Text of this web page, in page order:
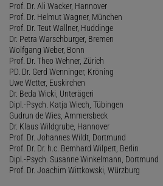
Prof. Dr. Ali Wacker, Hannover
Prof. Dr. Helmut Wagner, München
Prof. Dr. Teut Wallner, Huddinge
Dr. Petra Warschburger, Bremen
Wolfgang Weber, Bonn
Prof. Dr. Theo Wehner, Zürich
PD. Dr. Gerd Wenninger, Kröning
Uwe Wetter, Euskirchen
Dr. Beda Wicki, Unterägeri
Dipl.-Psych. Katja Wiech, Tübingen
Gudrun de Wies, Ammersbeck
Dr. Klaus Wildgrube, Hannover
Prof. Dr. Johannes Wildt, Dortmund
Prof. Dr. Dr. h.c. Bernhard Wilpert, Berlin
Dipl.-Psych. Susanne Winkelmann, Dortmund
Prof. Dr. Joachim Wittkowski, Würzburg